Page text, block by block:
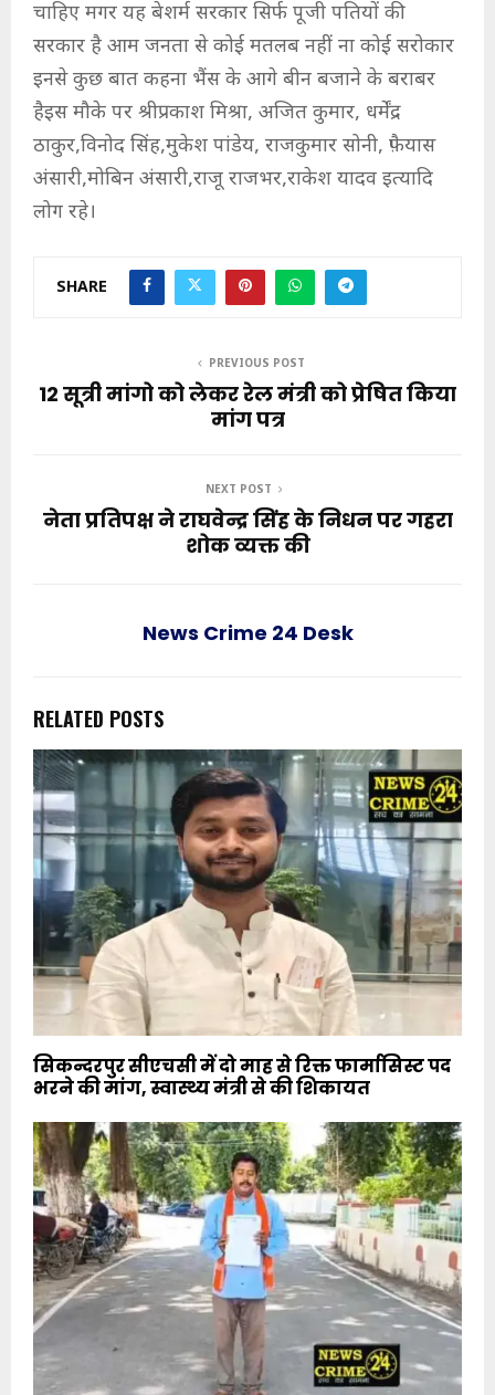
चाहिए मगर यह बेशर्म सरकार सिर्फ पूजी पतियों की
सरकार है आम जनता से कोई मतलब नहीं ना कोई सरोकार
इनसे कुछ बात कहना भैंस के आगे बीन बजाने के बराबर
हैइस मौके पर श्रीप्रकाश मिश्रा, अजित कुमार, धर्मेंद्र
ठाकुर,विनोद सिंह,मुकेश पांडेय, राजकुमार सोनी, फ़ैयास
अंसारी,मोबिन अंसारी,राजू राजभर,राकेश यादव इत्यादि
लोग रहे।
SHARE
PREVIOUS POST
12 सूत्री मांगो को लेकर रेल मंत्री को प्रेषित किया
मांग पत्र
NEXT POST
नेता प्रतिपक्ष ने राघवेन्द्र सिंह के निधन पर गहरा
शोक व्यक्त की
News Crime 24 Desk
RELATED POSTS
सिकन्दरपुर सीएचसी में दो माह से रिक्त फार्मासिस्ट पद
भरने की मांग, स्वास्थ्य मंत्री से की शिकायत